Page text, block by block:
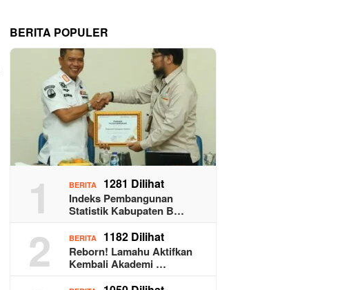
BERITA POPULER
1 BERITA 1281 Dilihat
Indeks Pembangunan
Statistik Kabupaten B…
2 BERITA 1182 Dilihat
Reborn! Lamahu Aktifkan
Kembali Akademi …